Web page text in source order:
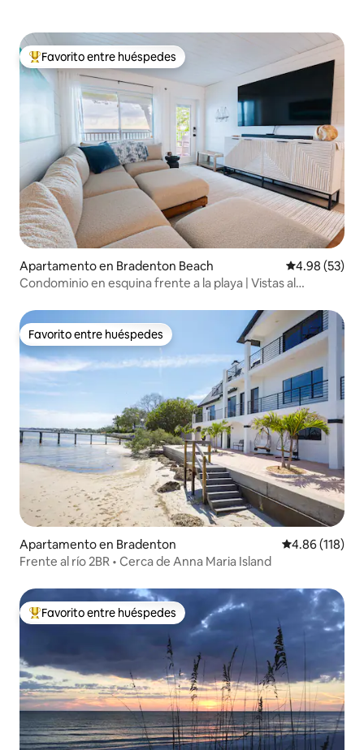
Favorito entre huéspedes preferido
Favorito entre huéspedes
Apartamento en Bradenton Beach Calificación
4.98 (53)
Condominio en esquina frente a la playa | Vistas al
Favorito entre huéspedes
Favorito entre huéspedes
Apartamento en Bradenton Calificación
4.86 (118)
Frente al río 2BR • Cerca de Anna Maria Island
Favorito entre huéspedes preferido
Favorito entre huéspedes